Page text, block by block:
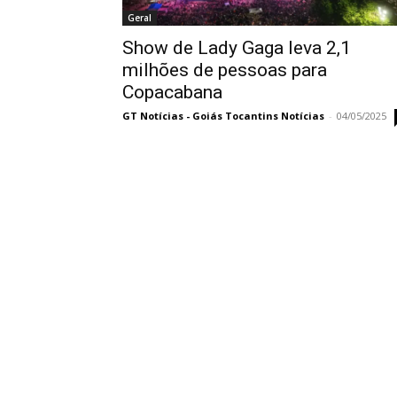
Geral
Show de Lady Gaga leva 2,1
milhões de pessoas para
Copacabana
GT Notícias - Goiás Tocantins Notícias - 04/05/2025